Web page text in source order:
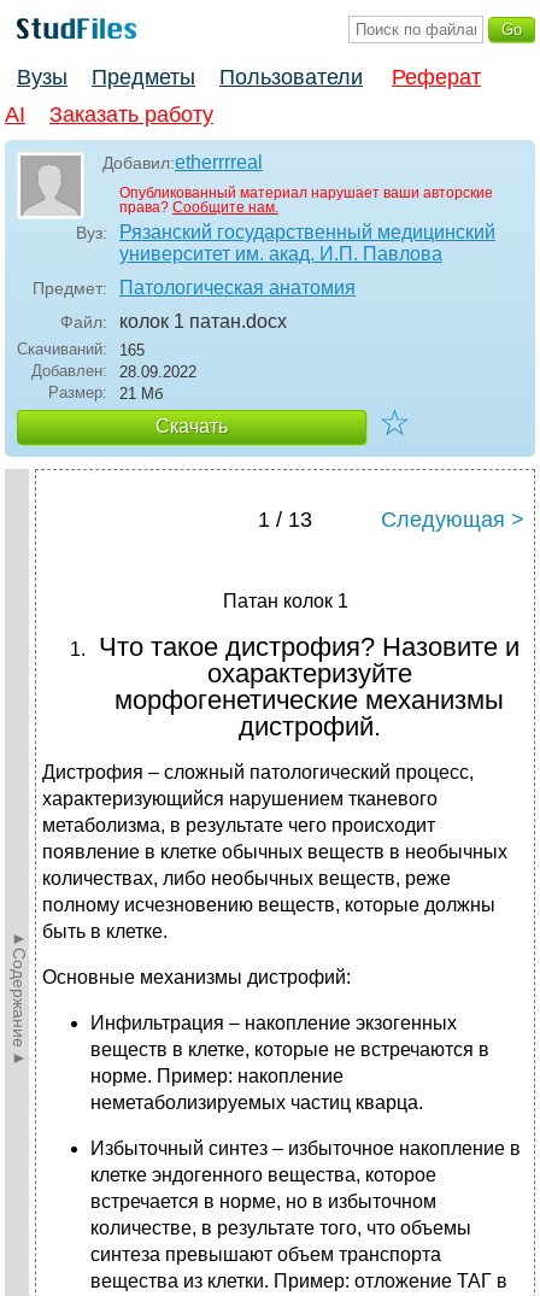
Вузы Предметы Пользователи
Реферат
AI
Заказать работу
Добавил:etherrrreal
Опубликованный материал нарушает ваши авторские
права? Сообщите нам.
Вуз:
Рязанский государственный медицинский
университет им. акад. И.П. Павлова
Предмет: Патологическая анатомия
Файл: колок 1 патан.docx
Скачиваний:
165
Добавлен:
28.09.2022
Размер:
21 Мб
Скачать ☆
►Содержание►
1 / 13 Следующая >
Патан колок 1
Что такое дистрофия? Назовите и
охарактеризуйте
морфогенетические механизмы
дистрофий.
Дистрофия – сложный патологический процесс,
характеризующийся нарушением тканевого
метаболизма, в результате чего происходит
появление в клетке обычных веществ в необычных
количествах, либо необычных веществ, реже
полному исчезновению веществ, которые должны
быть в клетке.
Основные механизмы дистрофий:
Инфильтрация – накопление экзогенных
веществ в клетке, которые не встречаются в
норме. Пример: накопление
неметаболизируемых частиц кварца.
Избыточный синтез – избыточное накопление в
клетке эндогенного вещества, которое
встречается в норме, но в избыточном
количестве, в результате того, что объемы
синтеза превышают объем транспорта
вещества из клетки. Пример: отложение ТАГ в